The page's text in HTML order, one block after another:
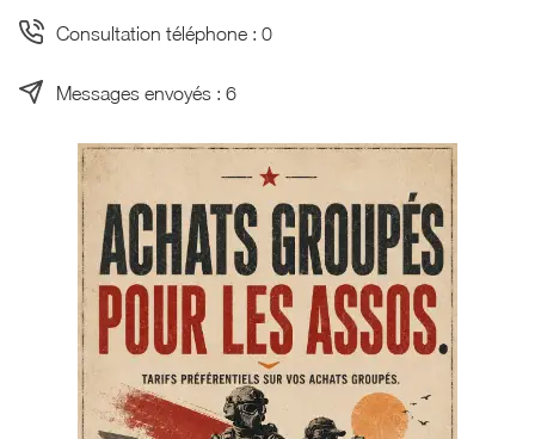
Consultation téléphone : 0
Messages envoyés : 6